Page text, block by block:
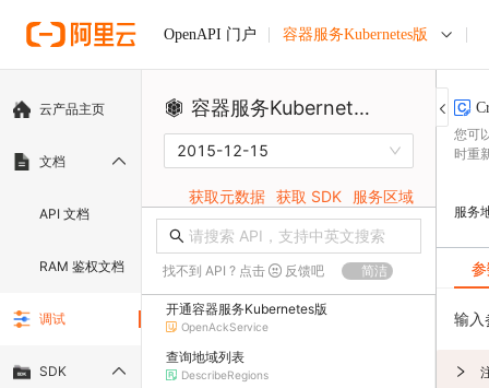
OpenAPI 门户 容器服务Kubernetes版
云产品主页
文档
API 文档
RAM 鉴权文档
调试
SDK
容器服务Kubernetes版
2015-12-15
获取元数据 获取 SDK 服务区域
找不到 API ? 点击 反馈吧 简洁
开通容器服务Kubernetes版
OpenAckService
查询地域列表
DescribeRegions
您可
时重
服务
输入